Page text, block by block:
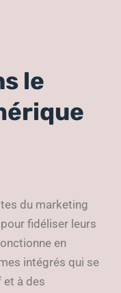
le
du marketing
fidéliser leurs
en
intégrés qui se
à des